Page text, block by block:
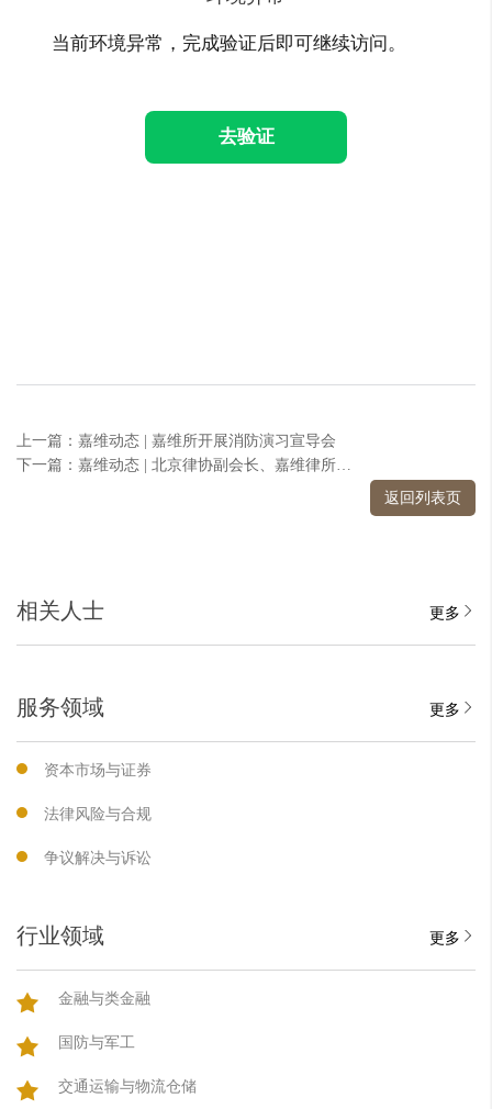
当前环境异常，完成验证后即可继续访问。
去验证
上一篇：嘉维动态 | 嘉维所开展消防演习宣导会
下一篇：嘉维动态 | 北京律协副会长、嘉维律所主任赵曾海参加证券法律业务监管通报交流会
返回列表页
相关人士 更多
服务领域 更多
资本市场与证券
法律风险与合规
争议解决与诉讼
行业领域 更多
金融与类金融
国防与军工
交通运输与物流仓储